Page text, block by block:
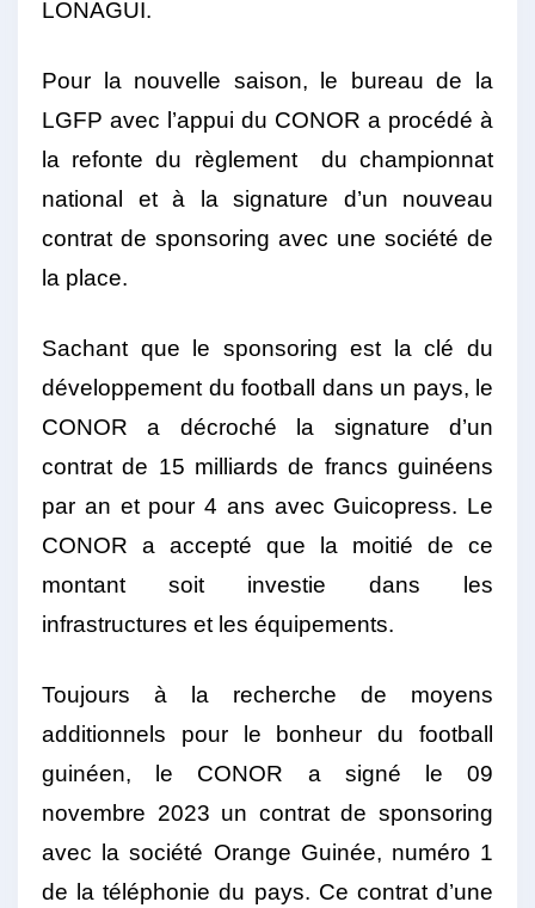
LONAGUI.
Pour la nouvelle saison, le bureau de la
LGFP avec l’appui du CONOR a procédé à
la refonte du règlement du championnat
national et à la signature d’un nouveau
contrat de sponsoring avec une société de
la place.
Sachant que le sponsoring est la clé du
développement du football dans un pays, le
CONOR a décroché la signature d’un
contrat de 15 milliards de francs guinéens
par an et pour 4 ans avec Guicopress. Le
CONOR a accepté que la moitié de ce
montant soit investie dans les
infrastructures et les équipements.
Toujours à la recherche de moyens
additionnels pour le bonheur du football
guinéen, le CONOR a signé le 09
novembre 2023 un contrat de sponsoring
avec la société Orange Guinée, numéro 1
de la téléphonie du pays. Ce contrat d’une